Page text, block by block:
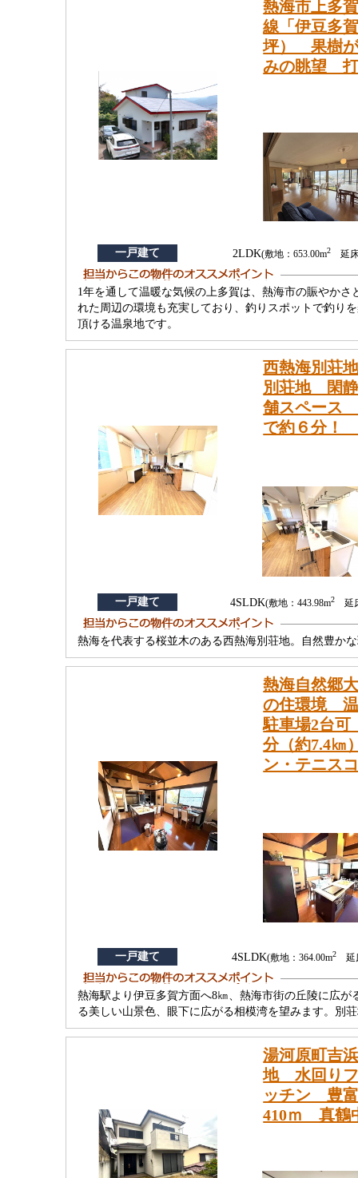
熱海市上多
線「伊豆多
坪） 果樹が
みの眺望 打
一戸建て 2LDK(敷地：653.00m2 延床
1年を通して温暖な気候の上多賀は、熱海市の賑やか
れた周辺の環境も充実しており、釣りスポットで釣り
頂ける温泉地です。
西熱海別荘
別荘地 閑静
舗スペース
で約６分！
一戸建て 4SLDK(敷地：443.98m2延床
熱海を代表する桜並木のある西熱海別荘地。自然豊か
熱海自然郷
の住環境
駐車場2台
分（約7.4
ン・テニス
一戸建て 4SLDK(敷地：364.00m2 延
熱海駅より伊豆多賀方面へ8㎞、熱海市街の丘陵に広
る美しい山景色、眼下に広がる相模湾を望みます。別
湯河原町吉
地 水回りフ
ッチン 豊
410ｍ 真鶴